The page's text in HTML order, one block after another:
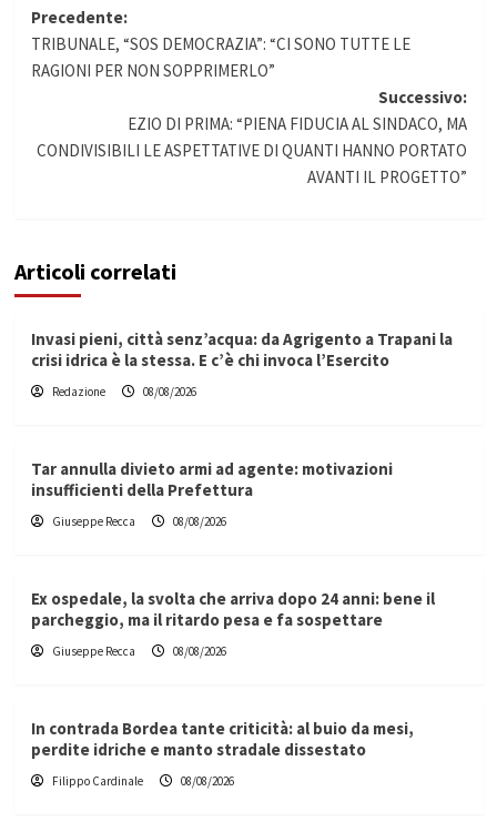
Navigazione
articolo
Precedente:
TRIBUNALE, “SOS DEMOCRAZIA”: “CI SONO TUTTE LE
RAGIONI PER NON SOPPRIMERLO”
Successivo:
EZIO DI PRIMA: “PIENA FIDUCIA AL SINDACO, MA
CONDIVISIBILI LE ASPETTATIVE DI QUANTI HANNO PORTATO
AVANTI IL PROGETTO”
Articoli correlati
Invasi pieni, città senz’acqua: da Agrigento a Trapani la
crisi idrica è la stessa. E c’è chi invoca l’Esercito
Redazione 08/08/2026
Tar annulla divieto armi ad agente: motivazioni
insufficienti della Prefettura
Giuseppe Recca 08/08/2026
Ex ospedale, la svolta che arriva dopo 24 anni: bene il
parcheggio, ma il ritardo pesa e fa sospettare
Giuseppe Recca 08/08/2026
In contrada Bordea tante criticità: al buio da mesi,
perdite idriche e manto stradale dissestato
Filippo Cardinale 08/08/2026